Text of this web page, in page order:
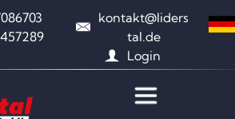
kontakt@liders
tal.de
Login